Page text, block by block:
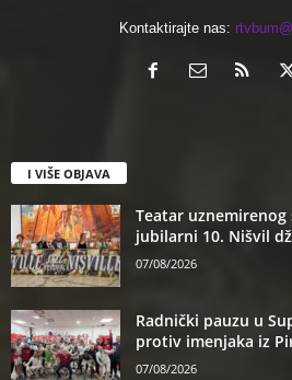
Kontaktirajte nas:
I VIŠE OBJAVA
Teatar
jubilarni 10. Nišvil
07/08/2026
Radnički pauzu u
protiv imenjaka iz
07/08/2026